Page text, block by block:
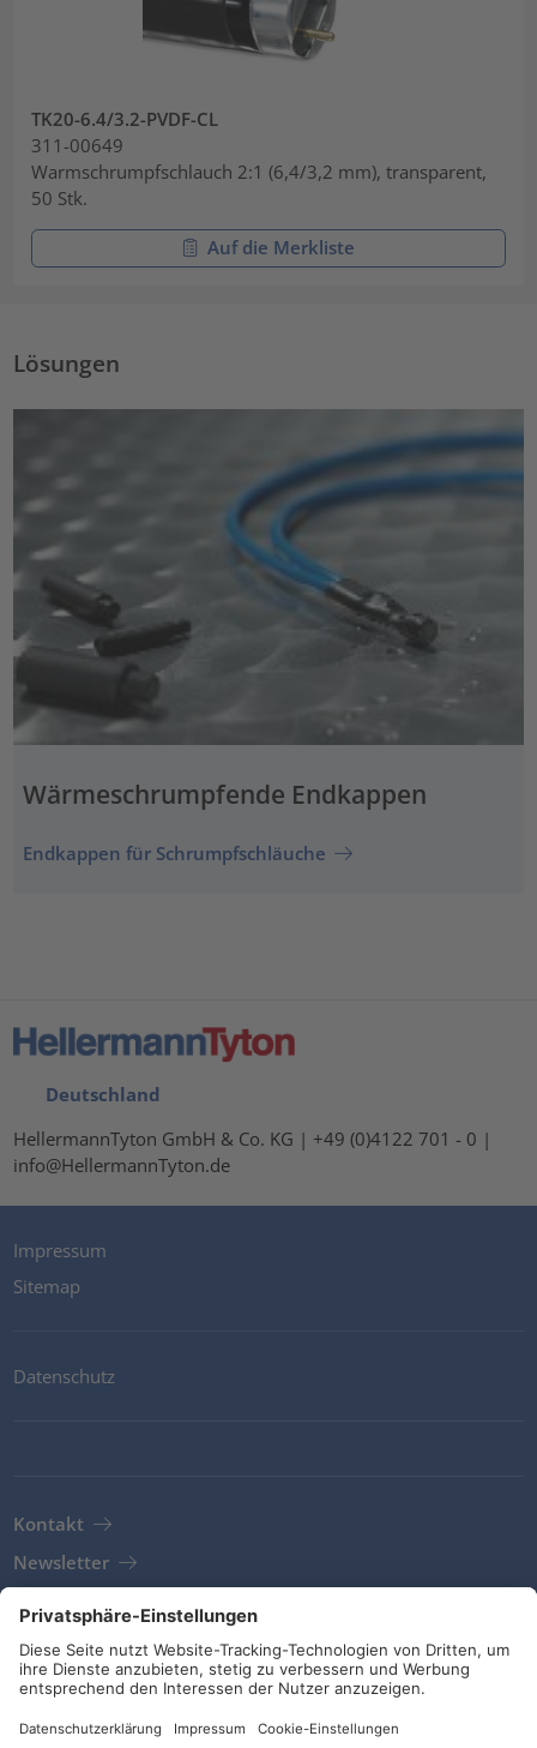
TK20-6.4/3.2-PVDF-CL
311-00649
Warmschrumpfschlauch 2:1 (6,4/3,2 mm), transparent,
50 Stk.
Auf die Merkliste
Lösungen
Wärmeschrumpfende Endkappen
Endkappen für Schrumpfschläuche
Deutschland
HellermannTyton GmbH & Co. KG | +49 (0)4122 701 - 0 |
info@HellermannTyton.de
Impressum
Sitemap
Datenschutz
Kontakt
Newsletter
AGB
Richtlinien und Bekentnisse
Soziale Medien